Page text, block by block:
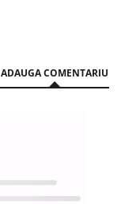
ADAUGA COMENTARIU